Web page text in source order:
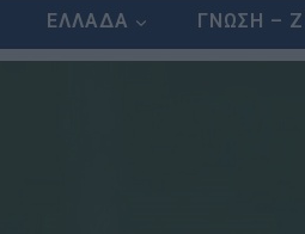
ΕΛΛΑΔΑ ΓΝΩΣΗ –